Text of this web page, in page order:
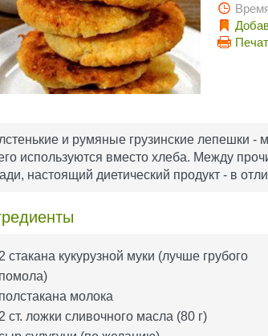
и румяные грузинские лепешки -
используются вместо хлеба. Между
настоящий диетический продукт - в
2 стакана кукурузной муки (лучше грубого
помола)
полстакана молока
2 ст. ложки сливочного масла (80 г)